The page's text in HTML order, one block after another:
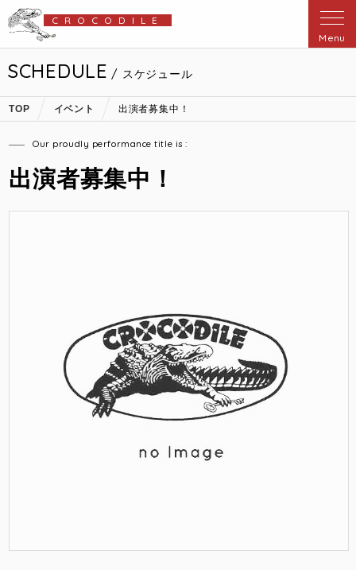
CROCODILE
Menu
SCHEDULE / スケジュール
TOP イベント 出演者募集中！
Our proudly performance title is :
出演者募集中！